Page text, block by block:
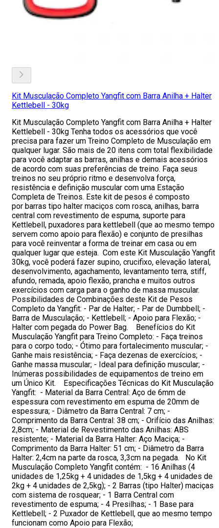
Kit Musculação Completo Yangfit com Barra Anilha + Halter
Kettlebell - 30kg
Kit Musculação Completo Yangfit com Barra Anilha + Halter
Kettlebell - 30kg Tenha todos os acessórios que você
precisa para fazer um Treino Completo de Musculação em
qualquer lugar. São mais de 20 itens com total flexibilidade
para você adaptar as barras, anilhas e demais acessórios
de acordo com suas preferências de treino. Faça seus
treinos no seu próprio ritmo e desenvolva força,
resistência e definição muscular com uma Estação
Completa de Treinos. Este kit de pesos é composto
por barras tipo halter maciços com rosca, anilhas, barra
central com revestimento de espuma, suporte para
Kettlebell, puxadores para kettlebell (que ao mesmo tempo
servem como apoio para flexão) e conjunto de presilhas
para você reinventar a forma de treinar em casa ou em
qualquer lugar que esteja. Com este Kit Musculação Yangfit
30kg, você poderá fazer supino, crucifixo, elevação lateral,
desenvolvimento, agachamento, levantamento terra, stiff,
afundo, remada, apoio flexão, prancha e muitos outros
exercícios com carga para o ganho de massa muscular.
Possibilidades de Combinações deste Kit de Pesos
Completo da Yangfit: - Par de Halter; - Par de Dumbbell; -
Barra de Musculação; - Kettlebell; - Apoio para Flexão; -
Halter com pegada do Power Bag. Benefícios do Kit
Musculação Yangfit para Treino Completo: - Faça treinos
para o corpo todo; - Ótimo para fortalecimento muscular; -
Ganhe mais resistência; - Faça dezenas de exercícios; -
Ganhe massa muscular; - Ideal para definição muscular; -
Inúmeras possibilidades de equipamentos de treino em
um Único Kit. Especificações Técnicas do Kit Musculação
Yangfit: - Material da Barra Central: Aço de 6mm de
espessura com revestimento em espuma de 20mm de
espessura; - Diâmetro da Barra Central: 7 cm; -
Comprimento da Barra Central: 38 cm; - Orifício das Anilhas:
2,8cm; - Material de Revestimento das Anilhas: ABS
resistente; - Material da Barra Halter: Aço Maciça; -
Comprimento da Barra Halter: 51 cm; - Diâmetro da Barra
Halter: 2,4cm na parte da rosca, 3,3cm na pegada. No Kit
Musculação Completo Yangfit contém: - 16 Anilhas (4
unidades de 1,25kg + 4 unidades de 1,5kg + 4 unidades de
2kg + 4 unidades de 2,5kg); - 2 Barras (tipo Halter) maciças
com sistema de rosquear; - 1 Barra Central com
revestimento de espuma; - 4 Presilhas; - 1 Base para
Kettlebell; - 2 Puxador de Kettlebell, que ao mesmo tempo
funcionam como Apoio para Flexão;